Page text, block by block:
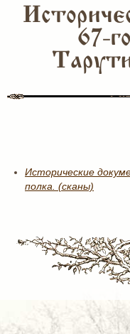
67-
Исторические
полка. (сканы)